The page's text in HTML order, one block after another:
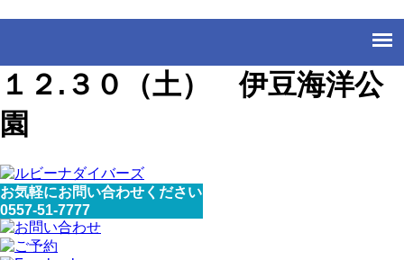
１２.３０（土） 伊豆海洋公
園
お気軽にお問い合わせください
0557-51-7777